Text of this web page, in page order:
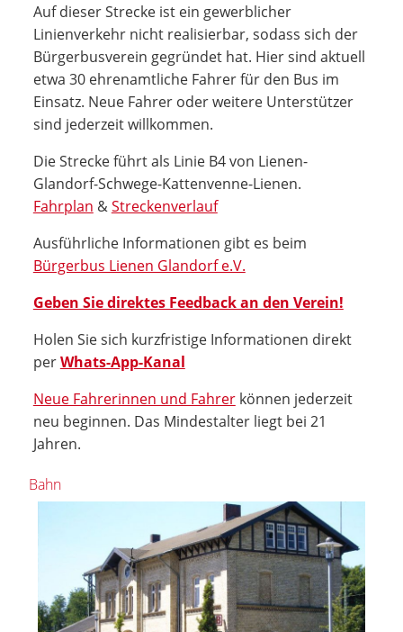
Auf dieser Strecke ist ein gewerblicher
Linienverkehr nicht realisierbar, sodass sich der
Bürgerbusverein gegründet hat. Hier sind aktuell
etwa 30 ehrenamtliche Fahrer für den Bus im
Einsatz. Neue Fahrer oder weitere Unterstützer
sind jederzeit willkommen.
Die Strecke führt als Linie B4 von Lienen-
Glandorf-Schwege-Kattenvenne-Lienen.
Fahrplan &Streckenverlauf
Ausführliche Informationen gibt es beim
Bürgerbus Lienen Glandorf e.V.
Geben Sie direktes Feedback an den Verein!
Holen Sie sich kurzfristige Informationen direkt
perWhats-App-Kanal
Neue Fahrerinnen und Fahrerkönnen jederzeit
neu beginnen. Das Mindestalter liegt bei 21
Jahren.
Bahn